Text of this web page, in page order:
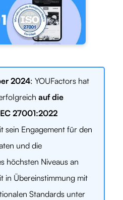
2024: YOUFactors hat
auf die
27001:2022
sein Engagement für den
und die
höchsten Niveaus an
in Übereinstimmung mit
Standards unter